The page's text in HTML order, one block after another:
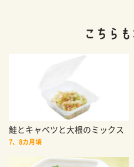
鮭とキャベツと大根のミックス
7、8カ月頃